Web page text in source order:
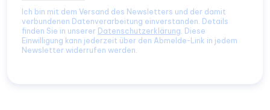
Ich bin mit dem Versand des Newsletters und der damit
verbundenen Datenverarbeitung einverstanden. Details
finden Sie in unserer Datenschutzerklärung . Diese
Einwilligung kann jederzeit über den Abmelde-Link in jedem
Newsletter widerrufen werden.